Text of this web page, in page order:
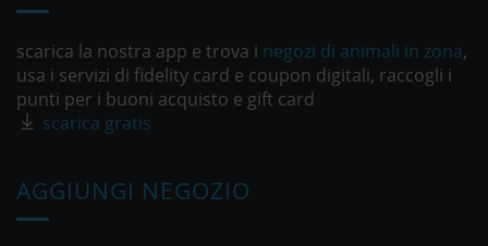
scarica la nostra app e trova i negozi di animali in zona,
usa i servizi di fidelity card e coupon digitali, raccogli i
punti per i buoni acquisto e gift card
scarica gratis
AGGIUNGI NEGOZIO